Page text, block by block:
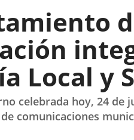
Local y
celebrada hoy, 24
comunicaciones